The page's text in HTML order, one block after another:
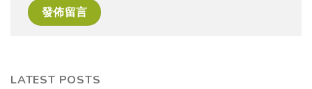
LATEST POSTS